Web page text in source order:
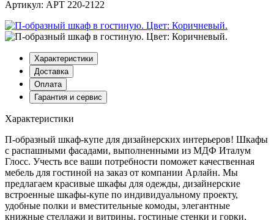
Артикул: АРТ 220-2122
Характеристики
Доставка
Оплата
Гарантия и сервис
Характеристики
П-образный шкаф-купе для дизайнерских интерьеров! Шкафы
с распашными фасадами, выполненными из МДФ Италум
Глосс. Учесть все ваши потребности поможет качественная
мебель для гостиной на заказ от компании Арлайн. Мы
предлагаем красивые шкафы для одежды, дизайнерские
встроенные шкафы-купе по индивидуальному проекту,
удобные полки и вместительные комоды, элегантные
книжные стеллажи и витрины, гостиные стенки и горки,